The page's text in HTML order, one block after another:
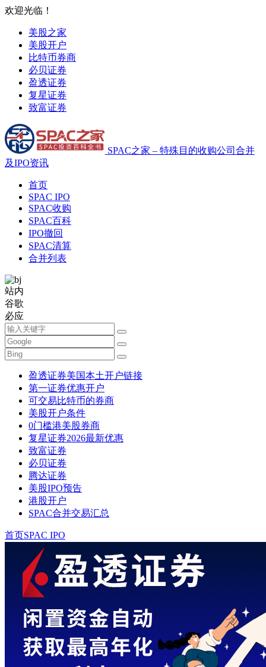
欢迎光临！
美股之家
美股开户
比特币券商
必贝证券
盈透证券
复星证券
致富证券
SPAC之家 – 特殊目的收购公司合并
及IPO资讯
首页
SPAC IPO
SPAC收购
SPAC百科
IPO撤回
SPAC清算
合并列表
站内
谷歌
必应
盈透证券美国本土开户链接
第一证券优惠开户
可交易比特币的券商
美股开户条件
0门槛港美股券商
复星证券2026最新优惠
致富证券
必贝证券
腾达证券
美股IPO预告
港股开户
SPAC合并交易汇总
首页SPAC IPO